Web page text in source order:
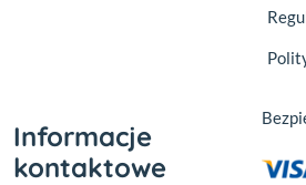
Informacje
kontaktowe